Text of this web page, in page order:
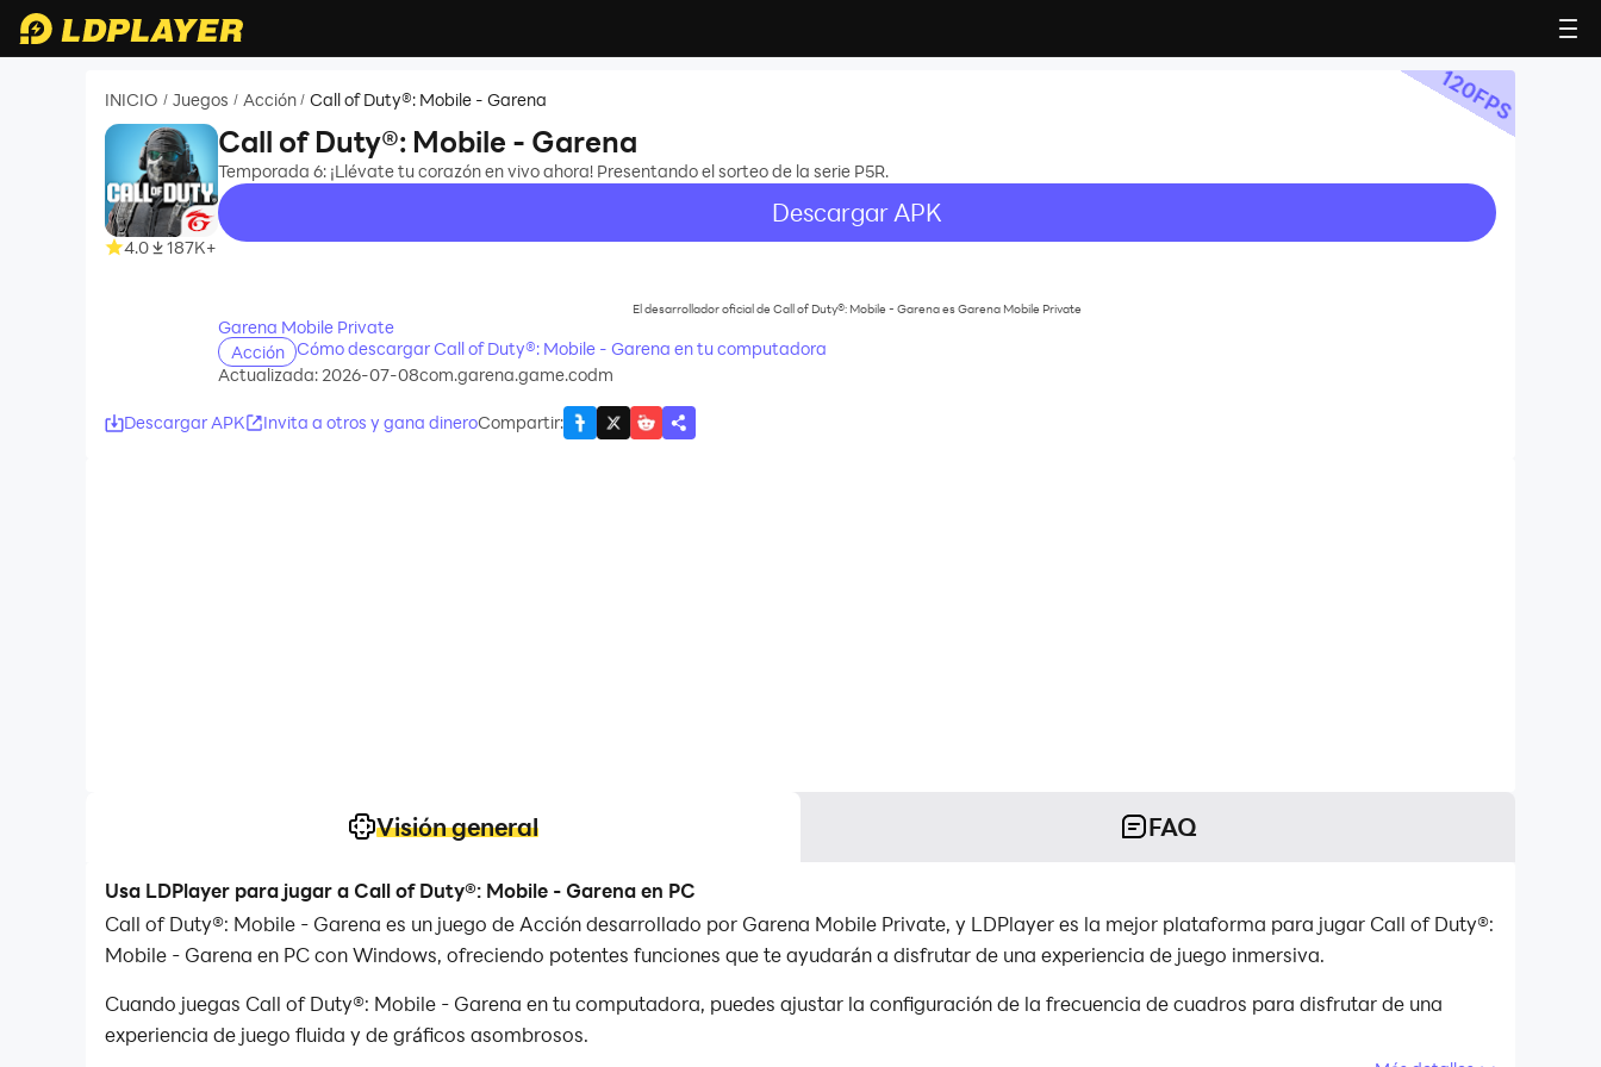
INICIO / Juegos / Acción / Call of Duty®: Mobile - Garena
4.0 187K+
Call of Duty®: Mobile - Garena
Temporada 6: ¡Llévate tu corazón en vivo ahora! Presentando el sorteo de la serie P5R.
Descargar APK
recommend
El desarrollador oficial de Call of Duty®: Mobile - Garena es Garena Mobile Private
Garena Mobile Private
Acción
Cómo descargar Call of Duty®: Mobile - Garena en tu computadora
Actualizada: 2026-07-08com.garena.game.codm
Descargar APK Invita a otros y gana dineroCompartir:
120FPS
Visión general FAQ
Usa LDPlayer para jugar a Call of Duty®: Mobile - Garena en PC
Call of Duty®: Mobile - Garena es un juego de Acción desarrollado por Garena Mobile Private, y LDPlayer es la mejor plataforma para jugar Call of Duty®:
Mobile - Garena en PC con Windows, ofreciendo potentes funciones que te ayudarán a disfrutar de una experiencia de juego inmersiva.
Cuando juegas Call of Duty®: Mobile - Garena en tu computadora, puedes ajustar la configuración de la frecuencia de cuadros para disfrutar de una
experiencia de juego fluida y de gráficos asombrosos.